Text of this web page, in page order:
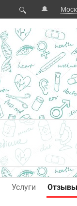
🔍 🔔
Услуги Отзывы